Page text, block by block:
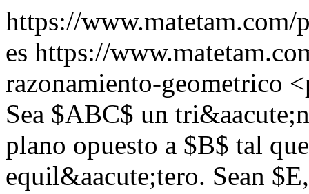
https://www.matetam.com/
es https://
razonamiento-geometrico
Sea $ABC$ un
plano opuesto a $B$ tal
equil&aacute;tero. Sean